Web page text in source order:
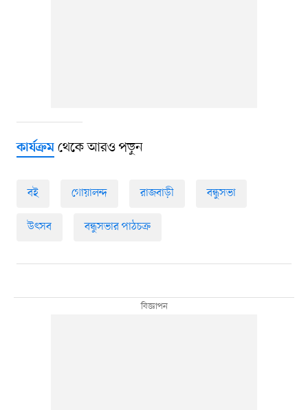
কার্যক্রমথেকে আরও পড়ুন
বই গোয়ালন্দ রাজবাড়ী বন্ধুসভা
উৎসব বন্ধুসভার পাঠচক্র